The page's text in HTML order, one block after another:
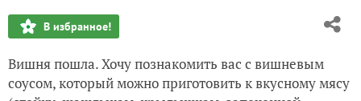
Курица жены охотника
Подарок от Fix Price - сертификат на покупки
В избранное!
Вишня пошла. Хочу познакомить вас с вишневым
соусом, который можно приготовить к вкусному мясу